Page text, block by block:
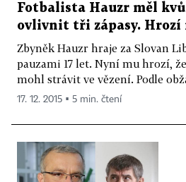
Fotbalista Hauzr měl
ovlivnit tři zápasy. Hrozí
Zbyněk Hauzr hraje za Slovan
pauzami 17 let. Nyní mu hrozí,
mohl strávit ve vězení. Podle
17. 12. 2015 ▪ 5 min. čtení